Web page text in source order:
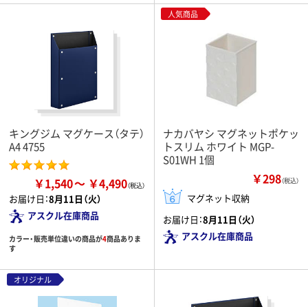
キングジム マグケース（タテ）
A4 4755
￥1,540 ￥4,490
お届け日：8月11日（火）
アスクル在庫商品
カラー・販売単位違いの商品が4商品ありま
す
人気商品
ナカバヤシ マグネットポケッ
トスリム ホワイト MGP-
S01WH 1個
￥298（税込）
マグネット収納
お届け日：8月11日（火）
アスクル在庫商品
オリジナル